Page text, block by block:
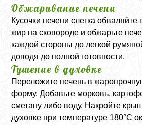
Обжаривание печени
Кусочки печени слегка обваляйте
жир на сковороде и обжарьте
каждой стороны до легкой
доводя до полной готовности.
Тушение в духовке
Переложите печень в
форму. Добавьте морковь,
сметану либо воду. Накройте
духовке при температуре 180°C